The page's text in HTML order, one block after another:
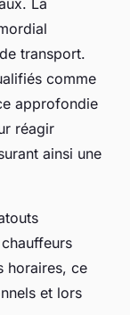
transport.
comme
approfondie
réagir
ainsi une
horaires, ce
et lors